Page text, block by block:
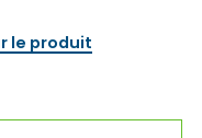
le produit